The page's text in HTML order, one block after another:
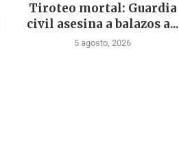
Tiroteo mortal: Guardia
civil asesina a balazos a...
5 agosto, 2026